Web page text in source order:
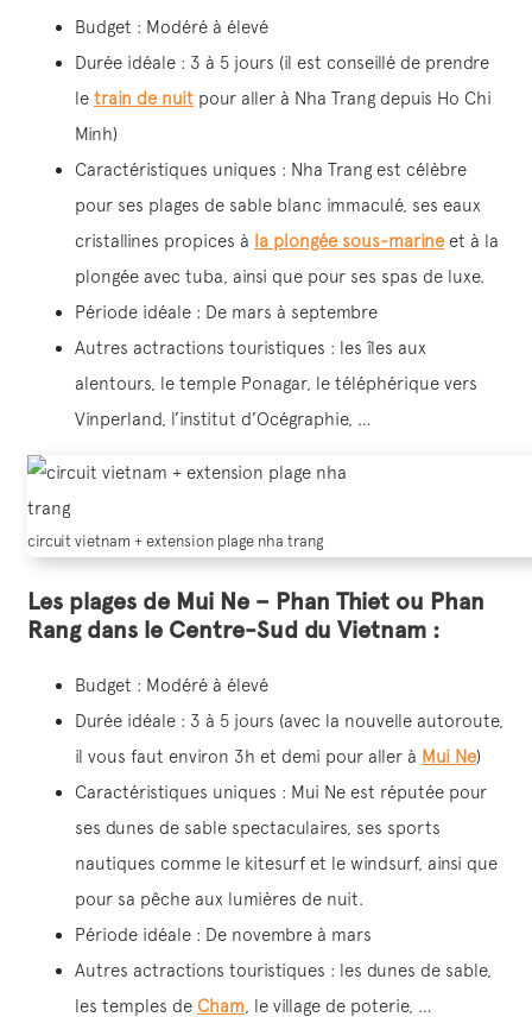
Budget : Modéré à élevé
Durée idéale : 3 à 5 jours (il est conseillé de prendre
le train de nuit pour aller à Nha Trang depuis Ho Chi
Minh)
Caractéristiques uniques : Nha Trang est célèbre
pour ses plages de sable blanc immaculé, ses eaux
cristallines propices à la plongée sous-marineet à la
plongée avec tuba, ainsi que pour ses spas de luxe.
Période idéale : De mars à septembre
Autres actractions touristiques : les îles aux
alentours, le temple Ponagar, le téléphérique vers
Vinperland, l’institut d’Océgraphie, …
circuit vietnam + extension plage nha trang
Les plages de Mui Ne – Phan Thiet ou Phan
Rang dans le Centre-Sud du Vietnam :
Budget : Modéré à élevé
Durée idéale : 3 à 5 jours (avec la nouvelle autoroute,
il vous faut environ 3h et demi pour aller à Mui Ne)
Caractéristiques uniques : Mui Ne est réputée pour
ses dunes de sable spectaculaires, ses sports
nautiques comme le kitesurf et le windsurf, ainsi que
pour sa pêche aux lumières de nuit.
Période idéale : De novembre à mars
Autres actractions touristiques : les dunes de sable,
les temples de Cham , le village de poterie, …